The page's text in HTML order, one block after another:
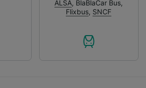
ALSA, BlaBlaCar Bus,
Flixbus, SNCF